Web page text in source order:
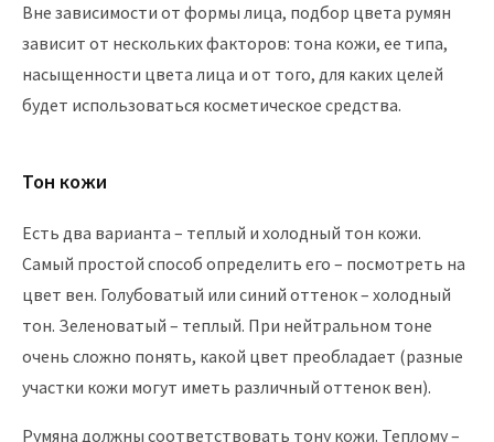
Вне зависимости от формы лица, подбор цвета румян
зависит от нескольких факторов: тона кожи, ее типа,
насыщенности цвета лица и от того, для каких целей
будет использоваться косметическое средства.
Тон кожи
Есть два варианта – теплый и холодный тон кожи.
Самый простой способ определить его – посмотреть на
цвет вен. Голубоватый или синий оттенок – холодный
тон. Зеленоватый – теплый. При нейтральном тоне
очень сложно понять, какой цвет преобладает (разные
участки кожи могут иметь различный оттенок вен).
Румяна должны соответствовать тону кожи. Теплому –